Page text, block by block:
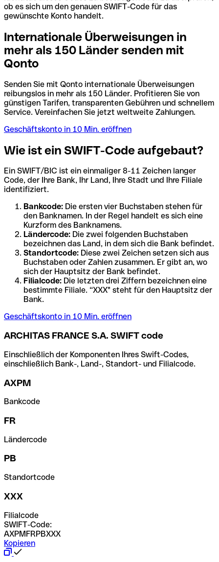
ob es sich um den genauen SWIFT-Code für das
gewünschte Konto handelt.
Internationale Überweisungen in
mehr als 150 Länder senden mit
Qonto
Senden Sie mit Qonto internationale Überweisungen
reibungslos in mehr als 150 Länder. Profitieren Sie von
günstigen Tarifen, transparenten Gebühren und schnellem
Service. Vereinfachen Sie jetzt weltweite Zahlungen.
Geschäftskonto in 10 Min. eröffnen
Wie ist ein SWIFT-Code aufgebaut?
Ein SWIFT/BIC ist ein einmaliger 8-11 Zeichen langer
Code, der Ihre Bank, Ihr Land, Ihre Stadt und Ihre Filiale
identifiziert.
Bankcode: Die ersten vier Buchstaben stehen für
den Banknamen. In der Regel handelt es sich eine
Kurzform des Banknamens.
Ländercode: Die zwei folgenden Buchstaben
bezeichnen das Land, in dem sich die Bank befindet.
Standortcode: Diese zwei Zeichen setzen sich aus
Buchstaben oder Zahlen zusammen. Er gibt an, wo
sich der Hauptsitz der Bank befindet.
Filialcode: Die letzten drei Ziffern bezeichnen eine
bestimmte Filiale. “XXX" steht für den Hauptsitz der
Bank.
Geschäftskonto in 10 Min. eröffnen
ARCHITAS FRANCE S.A. SWIFT code
Einschließlich der Komponenten Ihres Swift-Codes,
einschließlich Bank-, Land-, Standort- und Filialcode.
AXPM
Bankcode
FR
Ländercode
PB
Standortcode
XXX
Filialcode
SWIFT-Code:
AXPMFRPBXXX
Kopieren